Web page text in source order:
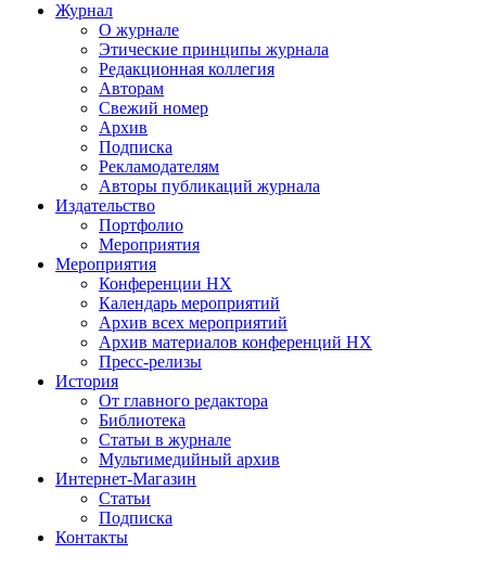
Журнал
О журнале
Этические принципы журнала
Редакционная коллегия
Авторам
Свежий номер
Архив
Подписка
Рекламодателям
Авторы публикаций журнала
Издательство
Портфолио
Мероприятия
Мероприятия
Конференции НХ
Календарь мероприятий
Архив всех мероприятий
Архив материалов конференций НХ
Пресс-релизы
История
От главного редактора
Библиотека
Статьи в журнале
Мультимедийный архив
Интернет-Магазин
Статьи
Подписка
Контакты